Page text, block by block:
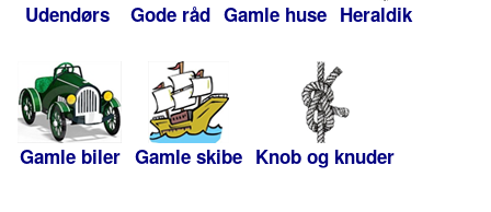
Udendørs Gode råd Gamle huse Heraldik
Gamle biler Gamle skibe Knob og knuder